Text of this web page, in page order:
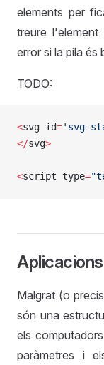
elements per
treure
error si la pila és
TODO:
<svg id='svg-
</svg>
<script type=
Aplicacions
Malgrat (o
són una
els
paràmetres i